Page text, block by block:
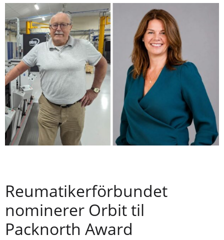
Reumatikerförbundet
nominerer Orbit til
Packnorth Award